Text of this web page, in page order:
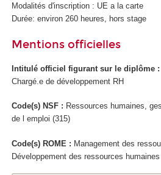
Modalités d'inscription : UE a la carte
Durée: environ 260 heures, hors stage
Mentions officielles
Intitulé officiel figurant sur le diplôme :
Chargé.e de développement RH
Code(s) NSF : Ressources humaines,
de l emploi (315)
Code(s) ROME : Management des
Développement des ressources